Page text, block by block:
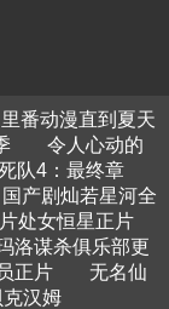
里番动漫直到夏天
令人心动的
队4：最终章
国产剧灿若星河全
处女恒星正片
洛谋杀俱乐部更
正片
无名仙
克汉姆